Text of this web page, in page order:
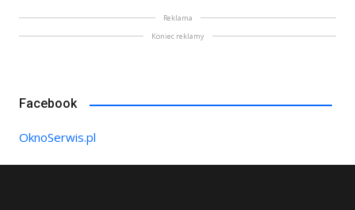
Reklama
Koniec reklamy
Facebook
OknoSerwis.pl